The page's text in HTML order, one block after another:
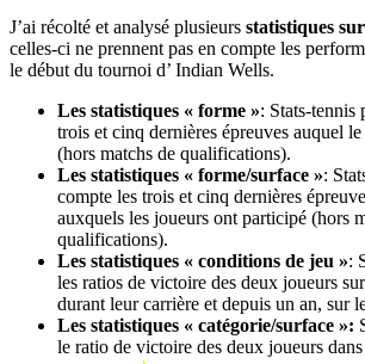
J’ai récolté et analysé plusieurs statistiques
celles-ci ne prennent pas en compte les
le début du tournoi d’ Indian Wells.
Les statistiques « forme »: Stats-tennis
trois et cinq dernières épreuves auquel
(hors matchs de qualifications).
Les statistiques « forme/surface »:
compte les trois et cinq dernières
auxquels les joueurs ont participé (hors
qualifications).
Les statistiques « conditions de jeu »:
les ratios de victoire des deux joueurs
durant leur carrière et depuis un an, sur
Les statistiques « catégorie/surface »:
le ratio de victoire des deux joueurs